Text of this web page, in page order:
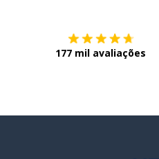
177 mil avaliações